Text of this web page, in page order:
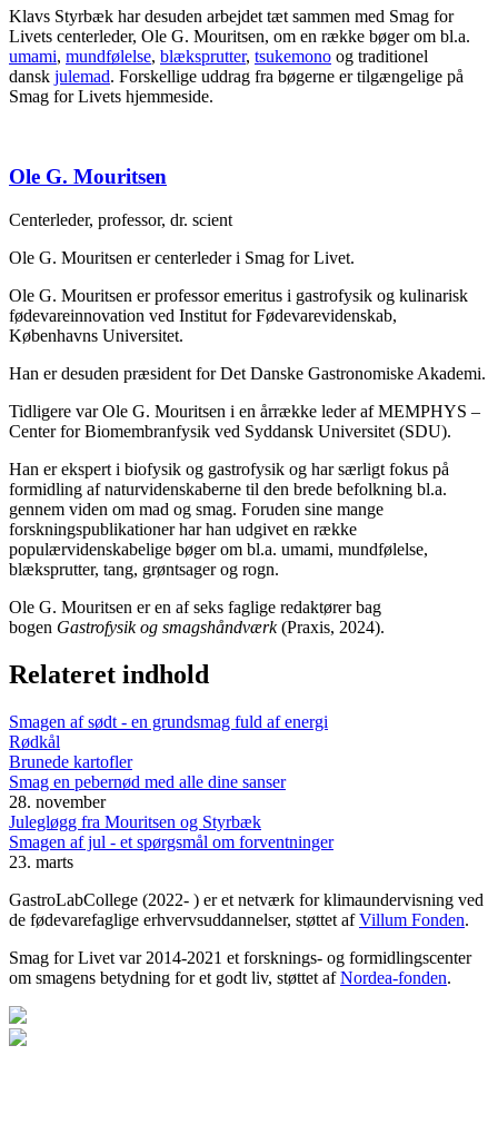
Klavs Styrbæk har desuden arbejdet tæt sammen med Smag for
Livets centerleder, Ole G. Mouritsen, om en række bøger om bl.a.
umami, mundfølelse, blæksprutter, tsukemono og traditionel
dansk julemad. Forskellige uddrag fra bøgerne er tilgængelige på
Smag for Livets hjemmeside.
Ole G. Mouritsen
Centerleder, professor, dr. scient
Ole G. Mouritsen er centerleder i Smag for Livet.
Ole G. Mouritsen er professor emeritus i gastrofysik og kulinarisk
fødevareinnovation ved Institut for Fødevarevidenskab,
Københavns Universitet.
Han er desuden præsident for Det Danske Gastronomiske Akademi.
Tidligere var Ole G. Mouritsen i en årrække leder af MEMPHYS –
Center for Biomembranfysik ved Syddansk Universitet (SDU).
Han er ekspert i biofysik og gastrofysik og har særligt fokus på
formidling af naturvidenskaberne til den brede befolkning bl.a.
gennem viden om mad og smag. Foruden sine mange
forskningspublikationer har han udgivet en række
populærvidenskabelige bøger om bl.a. umami, mundfølelse,
blæksprutter, tang, grøntsager og rogn.
Ole G. Mouritsen er en af seks faglige redaktører bag
bogen Gastrofysik og smagshåndværk(Praxis, 2024).
Relateret indhold
Smagen af sødt - en grundsmag fuld af energi
Rødkål
Brunede kartofler
Smag en pebernød med alle dine sanser
28. november
Julegløgg fra Mouritsen og Styrbæk
Smagen af jul - et spørgsmål om forventninger
23. marts
GastroLabCollege (2022- ) er et netværk for klimaundervisning ved
de fødevarefaglige erhvervsuddannelser, støttet afVillum Fonden.
Smag for Livet var 2014-2021 et forsknings- og formidlingscenter
om smagens betydning for et godt liv, støttet afNordea-fonden.